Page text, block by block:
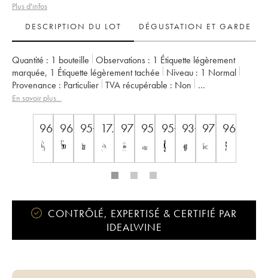
Plus d'infos
DESCRIPTION DU LOT
DÉGUSTATION ET GARDE
Quantité : 1 bouteille Observations : 1 Étiquette légèrement
marquée, 1 Étiquette légèrement tachée Niveau : 1 Normal
Provenance : particulier TVA récupérable :
non
Région :
Bordeaux
Propriétaire :
Domaines Clarence Dillon
En savoir plus...
96 96 95+ 17.5 97 95 95+ 93+ 97 96
CONTRÔLÉ, EXPERTISÉ & CERTIFIÉ PAR
IDEALWINE